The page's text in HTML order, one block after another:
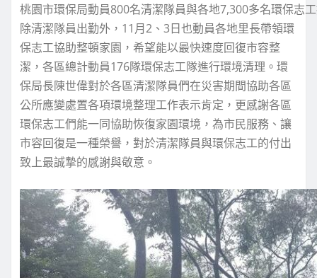
桃園市環保局動員800名清潔隊員與各地7,300多名環保志
除清潔隊員出勤外，11月2、3日也動員各地里長帶領環
保志工協助整頓家園，希望能以最快速度回復市容整
潔，各區總計動員176隊環保志工隊進行環境清理。環
保局長陳世偉對於各區清潔隊員們在災害期間協助各區
公所應變處置各項環境整理工作表示肯定，更感謝各區
環保志工們能一同協助恢復家園環境，為市民服務、讓
市容回復是一種榮譽，對於清潔隊員與環保志工的付出
致上最誠摯的感謝與敬意。